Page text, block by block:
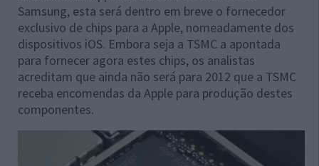
Samsung, esta será dentro em breve o fornecedor
exclusivo de chips para a Apple, nomeadamente dos
dispositivos iOS. Embora seja a TSMC a apontada
para fornecer agora estes chips, os analistas
acreditam que ainda não será para 2012 que a TSMC
receba encomendas da Apple para produção destes
componentes.